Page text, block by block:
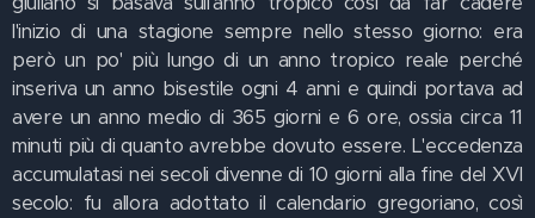
l'inizio di una stagione sempre nello stesso giorno: era
però un po' più lungo di un anno tropico reale perché
inseriva un anno bisestile ogni 4 anni e quindi portava ad
avere un anno medio di 365 giorni e 6 ore, ossia circa 11
minuti più di quanto avrebbe dovuto essere. L'eccedenza
accumulatasi nei secoli divenne di 10 giorni alla fine del XVI
secolo: fu allora adottato il calendario gregoriano, così